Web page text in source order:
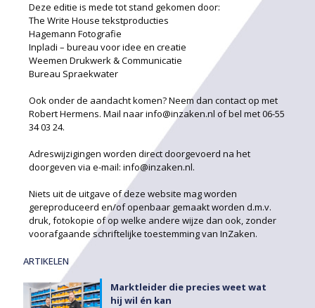
Deze editie is mede tot stand gekomen door:
The Write House tekstproducties
Hagemann Fotografie
Inpladi – bureau voor idee en creatie
Weemen Drukwerk & Communicatie
Bureau Spraekwater
Ook onder de aandacht komen? Neem dan contact op met
Robert Hermens. Mail naar info@inzaken.nl of bel met 06-55
34 03 24.
Adreswijzigingen worden direct doorgevoerd na het
doorgeven via e-mail: info@inzaken.nl.
Niets uit de uitgave of deze website mag worden
gereproduceerd en/of openbaar gemaakt worden d.m.v.
druk, fotokopie of op welke andere wijze dan ook, zonder
voorafgaande schriftelijke toestemming van InZaken.
ARTIKELEN
Marktleider die precies weet wat
hij wil én kan